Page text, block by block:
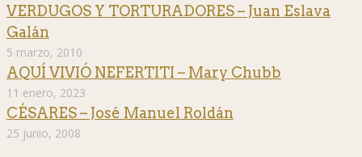
VERDUGOS Y TORTURADORES – Juan Eslava
Galán
5 marzo, 2010
AQUÍ VIVIÓ NEFERTITI – Mary Chubb
11 enero, 2023
CÉSARES – José Manuel Roldán
25 junio, 2008